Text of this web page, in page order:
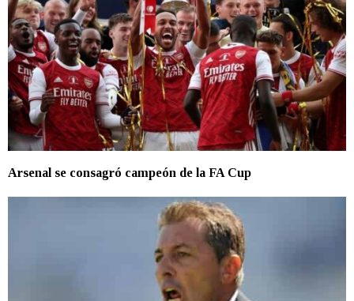
Arsenal se consagró campeón de la FA Cup